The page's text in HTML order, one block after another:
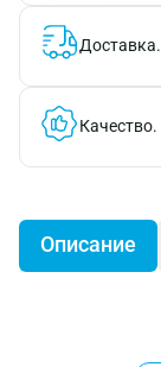
Доставка.
Качество.
Описание